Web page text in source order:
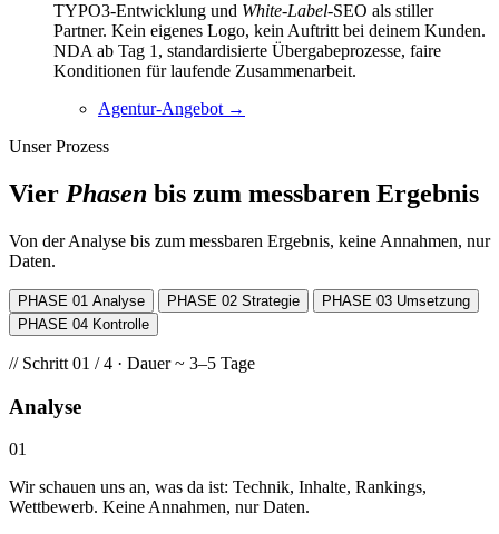
TYPO3-Entwicklung und White-Label-SEO als stiller
Partner. Kein eigenes Logo, kein Auftritt bei deinem Kunden.
NDA ab Tag 1, standardisierte Übergabeprozesse, faire
Konditionen für laufende Zusammenarbeit.
Agentur-Angebot →
Unser Prozess
Vier Phasen bis zum messbaren Ergebnis
Von der Analyse bis zum messbaren Ergebnis, keine Annahmen, nur
Daten.
PHASE 01 Analyse PHASE 02 Strategie PHASE 03 Umsetzung
PHASE 04 Kontrolle
// Schritt 01 / 4 · Dauer ~ 3–5 Tage
Analyse
01
Wir schauen uns an, was da ist: Technik, Inhalte, Rankings,
Wettbewerb. Keine Annahmen, nur Daten.